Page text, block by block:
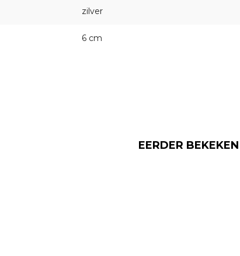
zilver
6 cm
EERDER